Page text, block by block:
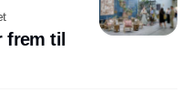
frem til